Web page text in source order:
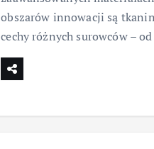
obszarów innowacji są
cechy różnych surowców –